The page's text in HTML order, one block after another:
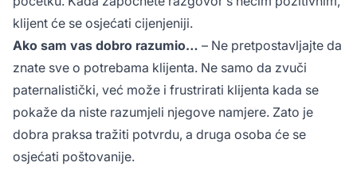
klijent će se osjećati cijenjeniji.
Ako sam vas dobro razumio… – Ne pretpostavljajte da
znate sve o potrebama klijenta. Ne samo da zvuči
paternalistički, već može i frustrirati klijenta kada se
pokaže da niste razumjeli njegove namjere. Zato je
dobra praksa tražiti potvrdu, a druga osoba će se
osjećati poštovanije.